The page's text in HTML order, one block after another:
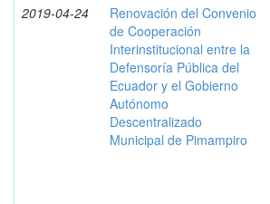
2019-04-24
Renovación del Convenio
de Cooperación
Interinstitucional entre la
Defensoría Pública del
Ecuador y el Gobierno
Autónomo
Descentralizado
Municipal de Pimampiro